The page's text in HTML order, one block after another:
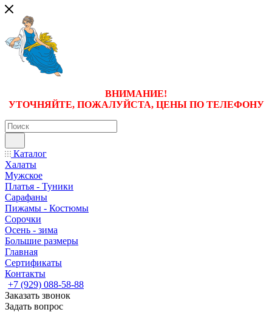
ВНИМАНИЕ!
УТОЧНЯЙТЕ, ПОЖАЛУЙСТА, ЦЕНЫ ПО ТЕЛЕФОНУ
Каталог
Халаты
Мужское
Платья - Туники
Сарафаны
Пижамы - Костюмы
Сорочки
Oсень - зима
Большие размеры
Главная
Сертификаты
Контакты
+7 (929) 088-58-88
Заказать звонок
Задать вопрос